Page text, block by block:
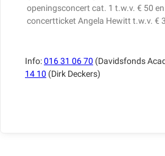
openingsconcert cat. 1 t.w.v. € 50 en
concertticket Angela Hewitt t.w.v. €
Info:016 31 06 70 (Davidsfonds
14 10 (Dirk Deckers)